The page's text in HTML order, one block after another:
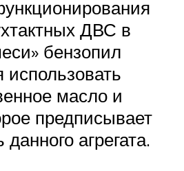
ДВС в
бензопил
использовать
масло и
предписывает
агрегата.